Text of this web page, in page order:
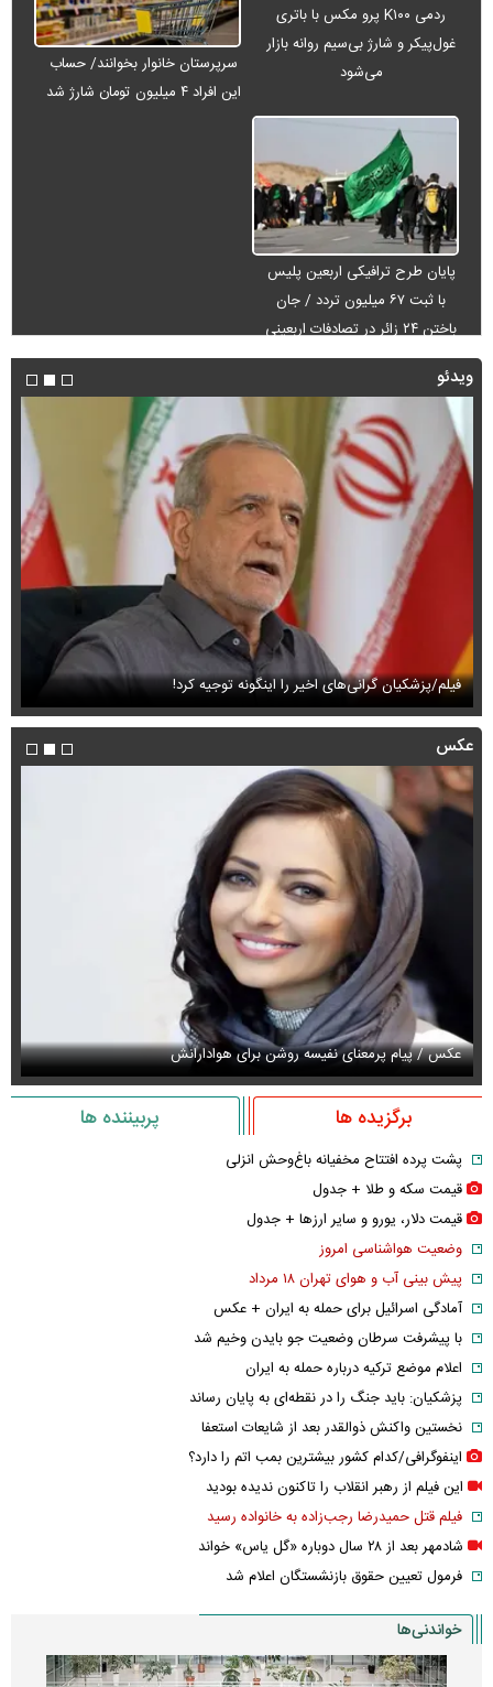
ردمی K۱۰۰ پرو مکس با باتری
غول‌پیکر و شارژ بی‌سیم روانه بازار
می‌شود
سرپرستان خانوار بخوانند/ حساب
این افراد ۴ میلیون تومان شارژ شد
پایان طرح ترافیکی اربعین پلیس
با ثبت ۶۷ میلیون تردد / جان
باختن ۲۴ زائر در تصادفات اربعینی
ویدئو
فیلم/پزشکیان گرانی‌های اخیر را اینگونه توجیه کرد!
عکس
عکس / پیام پرمعنای نفیسه روشن برای هوادارانش
برگزیده ها پربیننده ها
پشت پرده افتتاح مخفیانه باغ‌وحش انزلی
قیمت سکه و طلا + جدول
قیمت دلار، یورو و سایر ارز‌ها + جدول
وضعیت هواشناسی امروز
پیش بینی آب و هوای تهران ۱۸ مرداد
آمادگی اسرائیل برای حمله به ایران + عکس
با پیشرفت سرطان وضعیت جو بایدن وخیم شد
اعلام موضع ترکیه درباره حمله به ایران
پزشکیان: باید جنگ را در نقطه‌ای به پایان رساند
نخستین واکنش ذوالقدر بعد از شایعات استعفا
اینفوگرافی/کدام کشور بیشترین بمب اتم را دارد؟
این فیلم از رهبر انقلاب را تاکنون ندیده بودید
فیلم قتل حمیدرضا رجب‌زاده به خانواده رسید
شادمهر بعد از ۲۸ سال دوباره «گل یاس» خواند
فرمول تعیین حقوق بازنشستگان اعلام شد
خواندنی‌ها